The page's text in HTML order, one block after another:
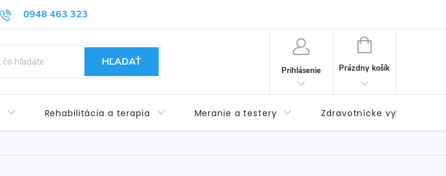
0948 463 323
Príspevok pre ŤZP
HĽADAŤ
Prihlásenie
NÁKUPNÝ
KOŠÍK
Prázdny košík
Rehabilitácia a terapia Meranie a testery Zdravotnícke vybavenie